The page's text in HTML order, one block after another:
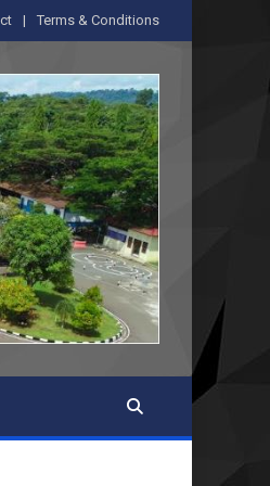
Terms & Conditions